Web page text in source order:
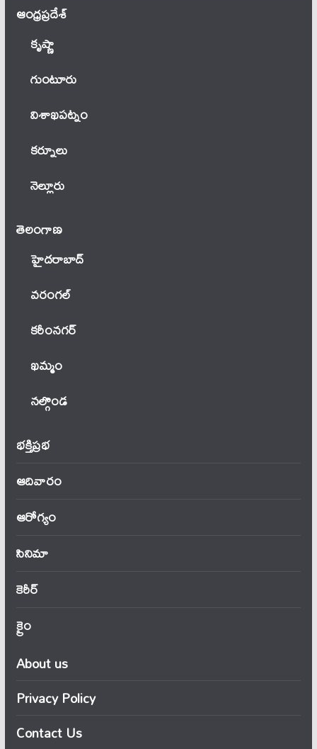
ఆంధ్ర‌ప్ర‌దేశ్
కృష్ణా
గుంటూరు
విశాఖపట్నం
కర్నూలు
నెల్లూరు
తెలంగాణ‌
హైదరాబాద్
వ‌రంగ‌ల్
కరీంనగర్
ఖ‌మ్మం
నల్గొండ
భక్తిప్రభ
ఆదివారం
ఆరోగ్యం
సినిమా
కెరీర్
క్రైం
About us
Privacy Policy
Contact Us